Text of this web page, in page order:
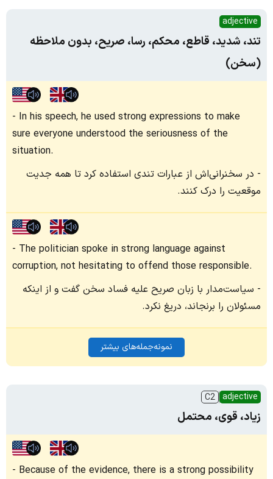
adjective
تند، شدید، قاطع، محکم، رسا، صریح، بدون ملاحظه
(سخن)
In his speech, he used strong expressions to make
sure everyone understood the seriousness of the
situation.
در سخنرانی‌اش از عبارات تندی استفاده کرد تا همه جدیت
موقعیت را درک کنند.
The politician spoke in strong language against
corruption, not hesitating to offend those responsible.
سیاست‌مدار با زبان صریح علیه فساد سخن گفت و از اینکه
مسئولان را برنجاند، دریغ نکرد.
نمونه‌جمله‌های بیشتر
adjective
C2
زیاد، قوی، محتمل
Because of the evidence, there is a strong possibility